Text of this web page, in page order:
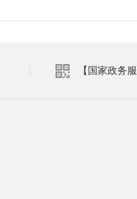
【国家政务